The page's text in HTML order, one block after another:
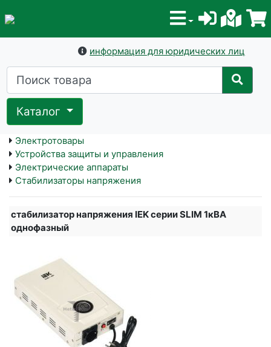
информация для юридических лиц
Каталог
Электротовары
Устройства защиты и управления
Электрические аппараты
Стабилизаторы напряжения
стабилизатор напряжения IEK серии SLIM 1кВА
однофазный